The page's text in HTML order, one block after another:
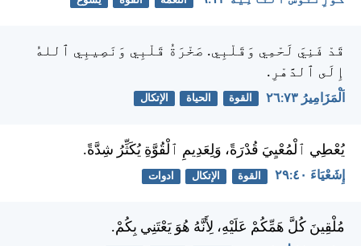
قَدْ فَنِيَ لَحْمِي وَقَلْبِي. صَخْرَةُ قَلْبِي وَنَصِيبِي ٱللهُ
إِلَى ٱلدَّهْرِ.
اَلْمَزَامِيرُ ٧٣:‏٢٦ القوة الحياة الإتكال
يُعْطِي ٱلْمُعْيِيَ قُدْرَةً، وَلِعَدِيمِ ٱلْقُوَّةِ يُكَثِّرُ شِدَّةً.
إِشَعْيَاءَ ٤٠:‏٢٩ القوة الإتكال ادوات
مُلْقِينَ كُلَّ هَمِّكُمْ عَلَيْهِ، لِأَنَّهُ هُوَ يَعْتَنِي بِكُمْ.